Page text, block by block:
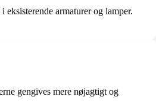
armaturer og lamper.
gengives mere nøjagtigt og